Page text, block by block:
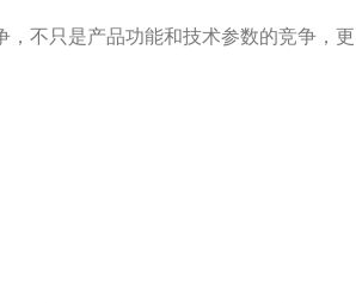
，不只是产品功能和技术参数的竞争，更